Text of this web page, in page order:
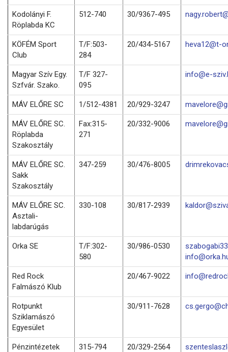
Kodolányi F.
Röplabda KC
512-740 30/9367-495
KÖFÉM Sport
Club
T/F:503-
284
20/434-5167 heva12@t-
Magyar Szív Egy.
Szfvár. Szako.
T/F 327-
095
info@e-
MÁV ELŐRE SC 1/512-4381 20/929-3247
MÁV ELŐRE SC.
Röplabda
Szakosztály
Fax:315-
271
20/332-9006
MÁV ELŐRE SC.
Sakk
Szakosztály
347-259 30/476-8005
MÁV ELŐRE SC.
Asztali-
labdarúgás
330-108 30/817-2939
Orka SE
T/F:302-
580
30/986-0530
Red Rock
Falmászó Klub
20/467-9022
Rotpunkt
Sziklamászó
Egyesület
30/911-7628
Pénzintézetek
315-794 20/329-2564